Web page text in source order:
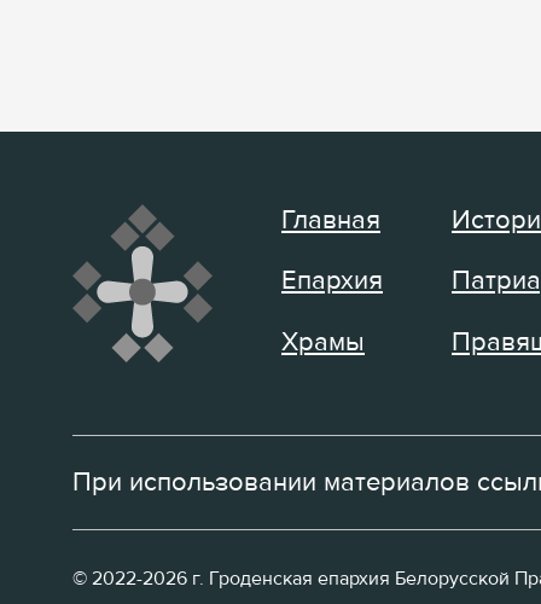
Главная
Епархия
Храмы
При использовании материалов
© 2022-2026 г. Гроденская епархия Белорусской